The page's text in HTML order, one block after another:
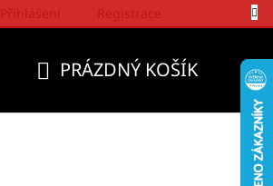
PRÁZDNÝ KOŠÍK